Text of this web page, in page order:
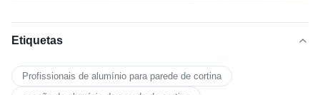
Etiquetas
Profissionais de alumínio para parede de cortina